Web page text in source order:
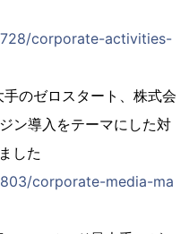
corporate-activities-
手のゼロスタート、株式会
ン導入をテーマにした対
した
corporate-media-ma